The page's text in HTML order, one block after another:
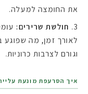
את החומצה למעלה.
חולשת שרירים:
לאורך זמן, מה שפוגע
וגורם לצרבות כרוניות.
איך הסרעפת מונעת